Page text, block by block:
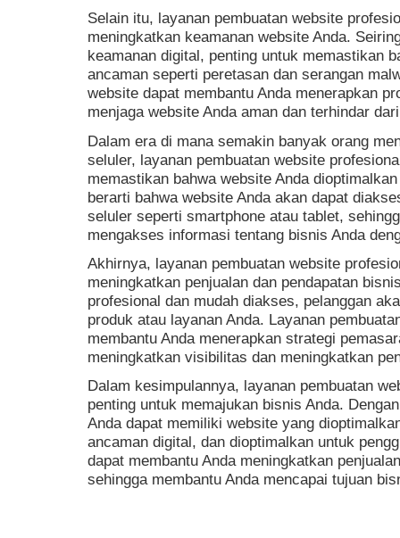
Selain itu, layanan pembuatan website
meningkatkan keamanan website Anda.
keamanan digital, penting untuk memastikan
ancaman seperti peretasan dan serangan
website dapat membantu Anda menerapkan
menjaga website Anda aman dan terhindar
Dalam era di mana semakin banyak orang
seluler, layanan pembuatan website
memastikan bahwa website Anda
berarti bahwa website Anda akan dapat
seluler seperti smartphone atau tablet,
mengakses informasi tentang bisnis Anda
Akhirnya, layanan pembuatan website
meningkatkan penjualan dan pendapatan
profesional dan mudah diakses, pelanggan
produk atau layanan Anda. Layanan
membantu Anda menerapkan strategi
meningkatkan visibilitas dan meningkatkan
Dalam kesimpulannya, layanan pembuatan
penting untuk memajukan bisnis Anda.
Anda dapat memiliki website yang
ancaman digital, dan dioptimalkan untuk
dapat membantu Anda meningkatkan
sehingga membantu Anda mencapai tujuan